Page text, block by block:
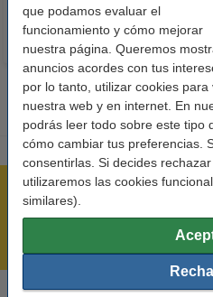
que podamos evaluar el
funcionamiento y cómo mejorar
nuestra página. Queremos
anuncios acordes con tus
por lo tanto, utilizar cookies
nuestra web y en internet. En
podrás leer todo sobre este tipo
cómo cambiar tus preferencias.
consentirlas. Si decides
utilizaremos las cookies
similares).
¡Recibe en 24 horas!